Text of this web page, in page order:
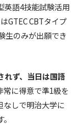
英語4技能試験活用
GTEC CBTタイプ
生のみが出願でき
れず、当日は国語
常に得意で準1級を
なしで明治大学に